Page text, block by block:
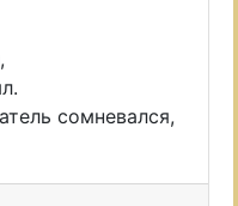
сомневался,